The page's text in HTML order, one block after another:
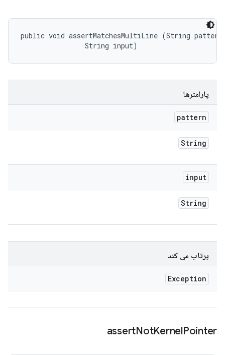
public void assertMatchesMultiLine (String
                String input)
پارامترها
pattern
String
input
String
پرتاب می کند
Exception
assertNotKernelPointer